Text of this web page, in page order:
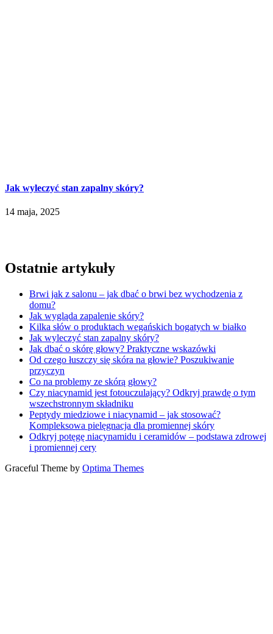
Jak wyleczyć stan zapalny skóry?
14 maja, 2025
Ostatnie artykuły
Brwi jak z salonu – jak dbać o brwi bez wychodzenia z
domu?
Jak wygląda zapalenie skóry?
Kilka słów o produktach wegańskich bogatych w białko
Jak wyleczyć stan zapalny skóry?
Jak dbać o skórę głowy? Praktyczne wskazówki
Od czego łuszczy się skóra na głowie? Poszukiwanie
przyczyn
Co na problemy ze skórą głowy?
Czy niacynamid jest fotouczulający? Odkryj prawdę o tym
wszechstronnym składniku
Peptydy miedziowe i niacynamid – jak stosować?
Kompleksowa pielęgnacja dla promiennej skóry
Odkryj potęgę niacynamidu i ceramidów – podstawa zdrowej
i promiennej cery
Graceful Theme by Optima Themes